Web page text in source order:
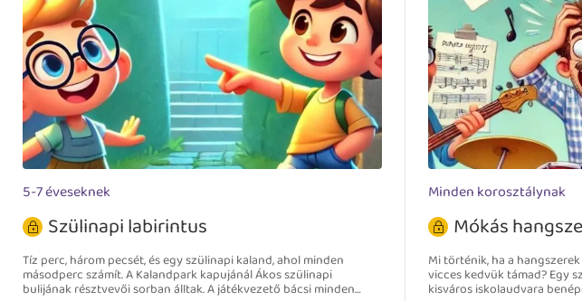
5-7 éveseknek
Szülinapi labirintus
Tíz perc, három pecsét, és egy szülinapi kaland, ahol minden
másodperc számít. A Kalandpark kapujánál Ákos szülinapi
bulijának résztvevői sorban álltak. A játékvezető bácsi minden
Minden korosztálynak
Mókás
Mi történik, ha a
vicces kedvük támad? Egy
kisváros iskolaudvara